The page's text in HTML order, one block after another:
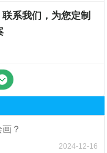
系我们，为您定制
？
2024-12-16